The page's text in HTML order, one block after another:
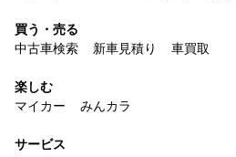
買う・売る
中古車検索
新車見積り 車買取
楽しむ
マイカー
みんカラ
サービス